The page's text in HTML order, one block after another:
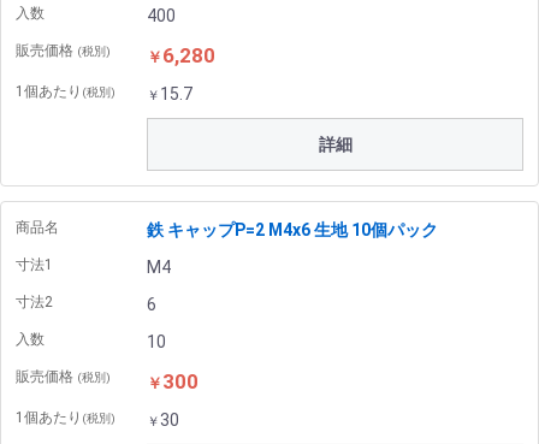
入数 400
販売価格 (税別) ￥ 6,280
1個あたり (税別) ￥ 15.7
詳細
商品名 鉄 キャップP=2 M4x6 生地 10個パック
寸法1 M4
寸法2 6
入数 10
販売価格 (税別) ￥ 300
1個あたり (税別) ￥ 30